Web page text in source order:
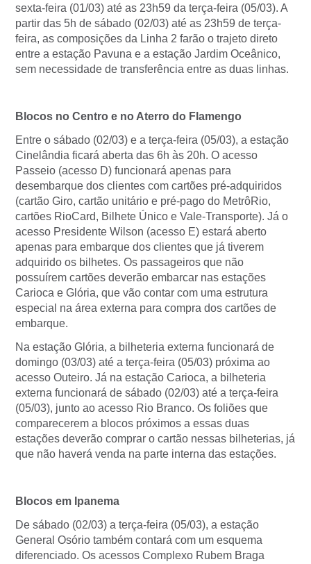
sexta-feira (01/03) até as 23h59 da terça-feira (05/03). A
partir das 5h de sábado (02/03) até as 23h59 de terça-
feira, as composições da Linha 2 farão o trajeto direto
entre a estação Pavuna e a estação Jardim Oceânico,
sem necessidade de transferência entre as duas linhas.
Blocos no Centro e no Aterro do Flamengo
Entre o sábado (02/03) e a terça-feira (05/03), a estação
Cinelândia ficará aberta das 6h às 20h. O acesso
Passeio (acesso D) funcionará apenas para
desembarque dos clientes com cartões pré-adquiridos
(cartão Giro, cartão unitário e pré-pago do MetrôRio,
cartões RioCard, Bilhete Único e Vale-Transporte). Já o
acesso Presidente Wilson (acesso E) estará aberto
apenas para embarque dos clientes que já tiverem
adquirido os bilhetes. Os passageiros que não
possuírem cartões deverão embarcar nas estações
Carioca e Glória, que vão contar com uma estrutura
especial na área externa para compra dos cartões de
embarque.
Na estação Glória, a bilheteria externa funcionará de
domingo (03/03) até a terça-feira (05/03) próxima ao
acesso Outeiro. Já na estação Carioca, a bilheteria
externa funcionará de sábado (02/03) até a terça-feira
(05/03), junto ao acesso Rio Branco. Os foliões que
comparecerem a blocos próximos a essas duas
estações deverão comprar o cartão nessas bilheterias, já
que não haverá venda na parte interna das estações.
Blocos em Ipanema
De sábado (02/03) a terça-feira (05/03), a estação
General Osório também contará com um esquema
diferenciado. Os acessos Complexo Rubem Braga